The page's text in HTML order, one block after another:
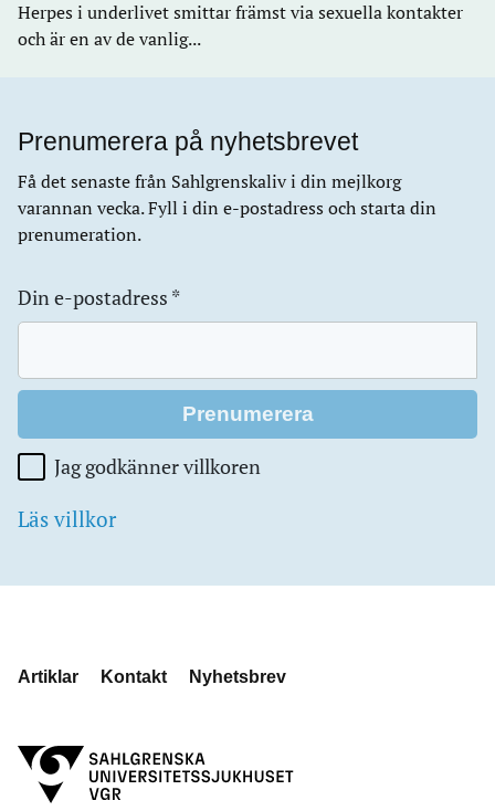
Herpes i underlivet smittar främst via sexuella kontakter
och är en av de vanlig...
Prenumerera på nyhetsbrevet
Få det senaste från Sahlgrenskaliv i din mejlkorg
varannan vecka. Fyll i din e-postadress och starta din
prenumeration.
Din e-postadress *
Jag godkänner villkoren
Läs villkor
Artiklar Kontakt Nyhetsbrev